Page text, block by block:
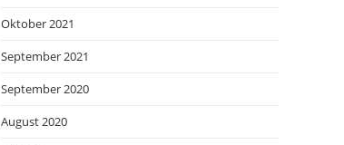
Oktober 2021
September 2021
September 2020
August 2020